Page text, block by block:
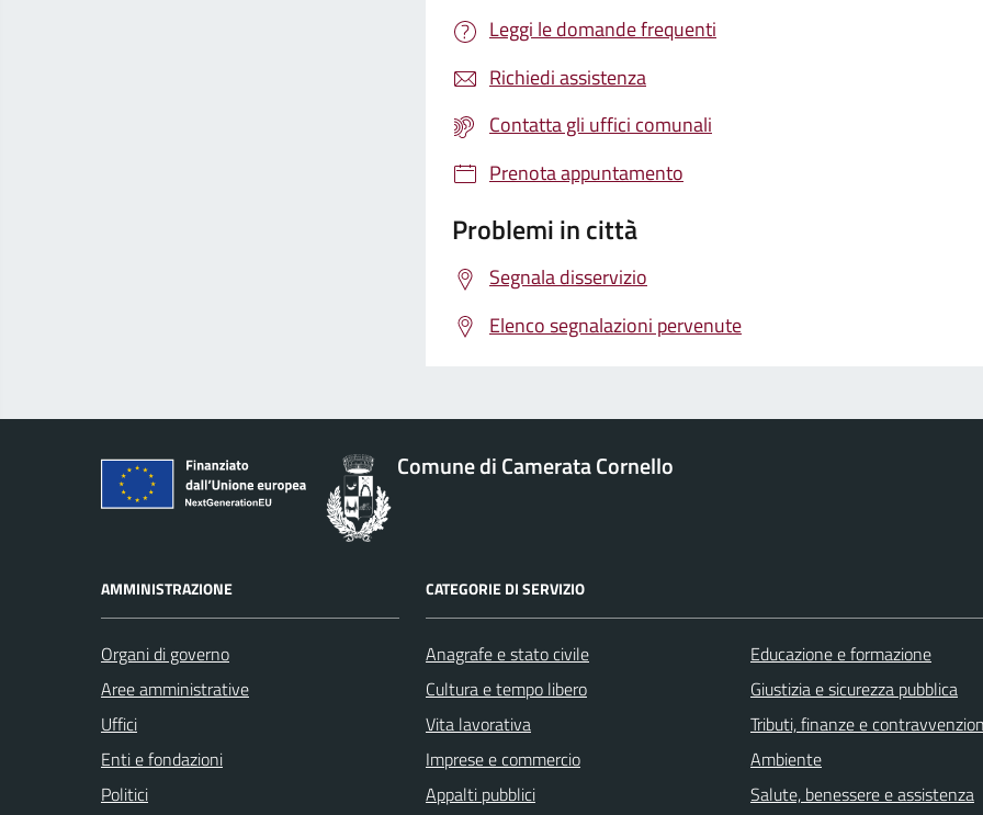
Leggi le domande frequenti
Richiedi assistenza
Contatta gli uffici comunali
Prenota appuntamento
Problemi in città
Segnala disservizio
Elenco segnalazioni pervenute
Comune di Camerata Cornello
AMMINISTRAZIONE
Organi di governo
Aree amministrative
Uffici
Enti e fondazioni
Politici
CATEGORIE DI SERVIZIO
Anagrafe e stato civile
Cultura e tempo libero
Vita lavorativa
Imprese e commercio
Appalti pubblici
Educazione e formazione
Giustizia e sicurezza pubblica
Tributi, finanze e
Ambiente
Salute, benessere e assistenza